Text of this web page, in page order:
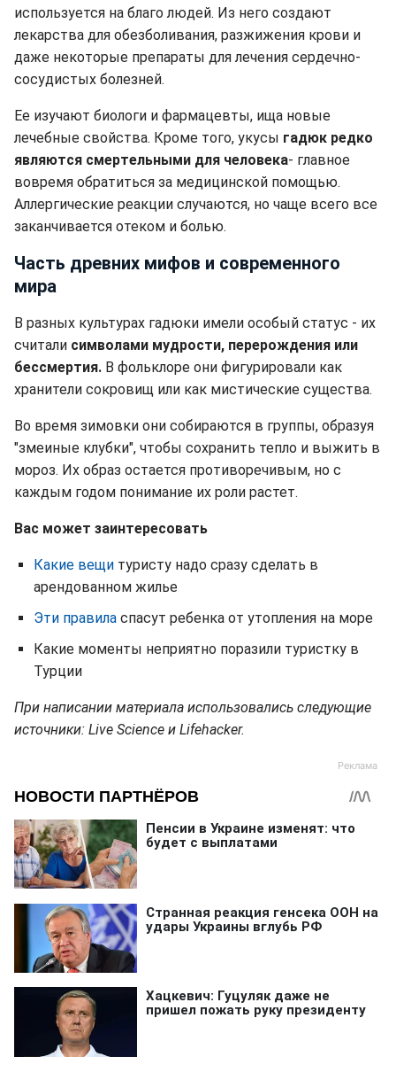
используется на благо людей. Из него создают
лекарства для обезболивания, разжижения крови и
даже некоторые препараты для лечения сердечно-
сосудистых болезней.
Ее изучают биологи и фармацевты, ища новые
лечебные свойства. Кроме того, укусы гадюк редко
являются смертельными для человека- главное
вовремя обратиться за медицинской помощью.
Аллергические реакции случаются, но чаще всего все
заканчивается отеком и болью.
Часть древних мифов и современного
мира
В разных культурах гадюки имели особый статус - их
считали символами мудрости, перерождения или
бессмертия. В фольклоре они фигурировали как
хранители сокровищ или как мистические существа.
Во время зимовки они собираются в группы, образуя
"змеиные клубки", чтобы сохранить тепло и выжить в
мороз. Их образ остается противоречивым, но с
каждым годом понимание их роли растет.
Вас может заинтересовать
Какие вещи туристу надо сразу сделать в
арендованном жилье
Эти правила спасут ребенка от утопления на море
Какие моменты неприятно поразили туристку в
Турции
При написании материала использовались следующие
источники: Live Science и Lifehacker.